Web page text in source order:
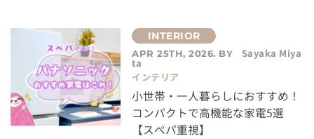
APR 25TH, 2026. BY Sayaka Miya
ta
インテリア
小世帯・一人暮らしにおすすめ！
コンパクトで高機能な家電5選
【スぺパ重視】